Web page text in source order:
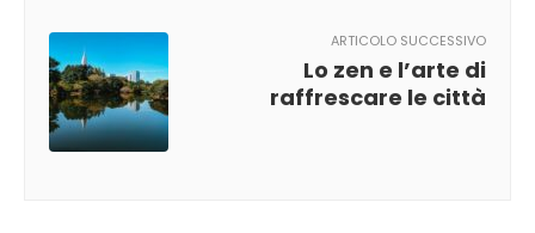
ARTICOLO SUCCESSIVO
Lo zen e l’arte di
raffrescare le città